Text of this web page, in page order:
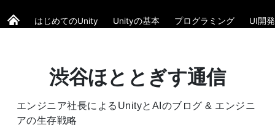
はじめてのUnity Unityの基本 プログラミング UI開発
渋谷ほととぎす通信
エンジニア社長によるUnityとAIのブログ & エンジニ
アの生存戦略